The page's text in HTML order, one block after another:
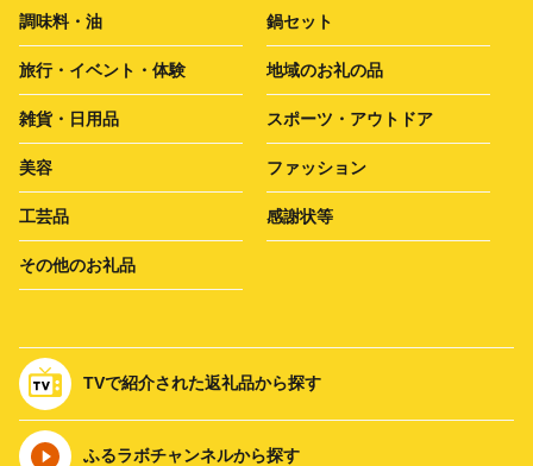
調味料・油 鍋セット
旅行・イベント・体験 地域のお礼の品
雑貨・日用品 スポーツ・アウトドア
美容 ファッション
工芸品 感謝状等
その他のお礼品
TVで紹介された返礼品から探す
ふるラボチャンネルから探す